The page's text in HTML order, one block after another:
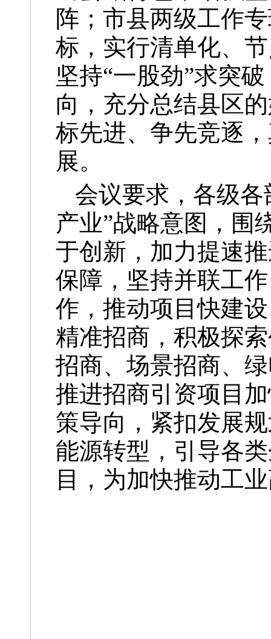
阵；市县两级工作
标，实行清单化、
坚持“一股劲”求突
向，充分总结县区
标先进、争先竞逐
展。
会议要求，各级
产业”战略意图，围
于创新，加力提速
保障，坚持并联工
作，推动项目快建
精准招商，积极探
招商、场景招商、
推进招商引资项目
策导向，紧扣发展
能源转型，引导各
目，为加快推动工